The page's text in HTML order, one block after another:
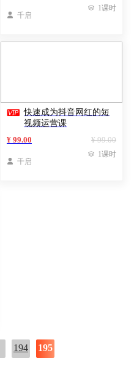
 千启
 1课时
 快速成为抖音网红的短
视频运营课
¥ 99.00
¥ 99.00
 千启
 1课时
194 195